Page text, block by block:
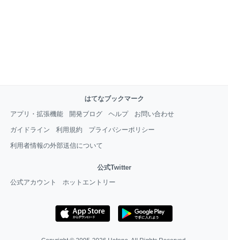
はてなブックマーク
アプリ・拡張機能
開発ブログ ヘルプ お問い合わせ
ガイドライン 利用規約 プライバシーポリシー
利用者情報の外部送信について
公式Twitter
公式アカウント
ホットエントリー